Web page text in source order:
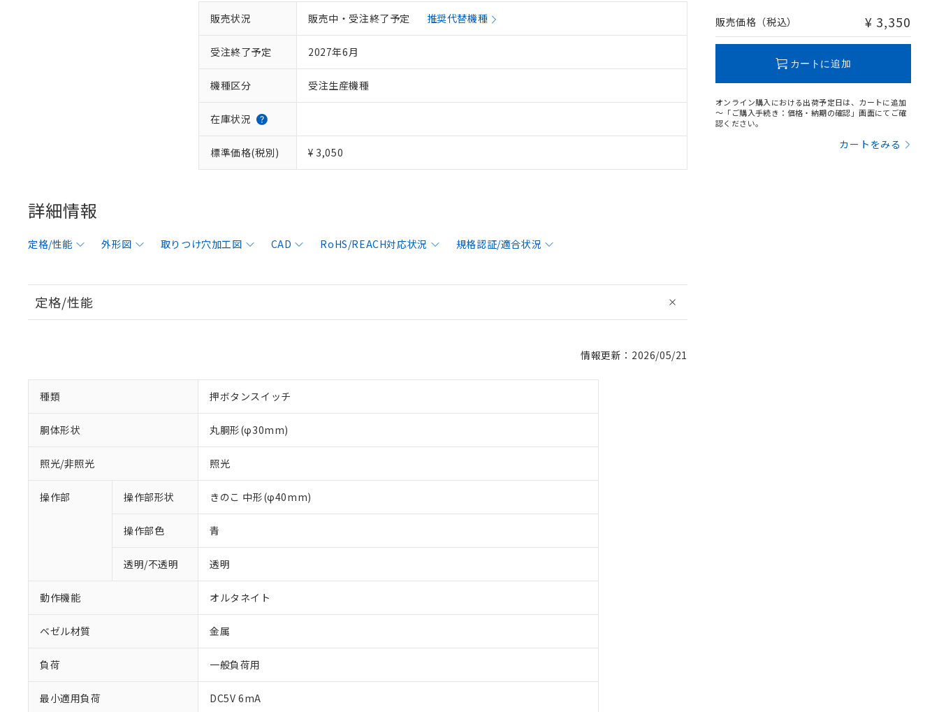
販売状況 販売中・受注終了予定 推奨代替機種
受注終了予定 2027年6月
機種区分 受注生産機種
在庫状況
標準価格(税別) ¥ 3,050
詳細情報
定格/性能 外形図 取りつけ穴加工図 CAD RoHS/REACH対応状況 規格認証/適合状況
定格/性能
情報更新：2026/05/21
種類 押ボタンスイッチ
胴体形状 丸胴形(φ30mm)
照光/非照光 照光
操作部 操作部形状 きのこ 中形(φ40mm)
操作部色 青
透明/不透明 透明
動作機能 オルタネイト
ベゼル材質 金属
負荷 一般負荷用
最小適用負荷 DC5V 6mA
販売価格（税込） ¥ 3,350
カートに追加
オンライン購入における出荷予定日は、カートに追加
～「ご購入手続き：価格・納期の確認」画面にてご確
認ください。
カートをみる
※1 対応状況